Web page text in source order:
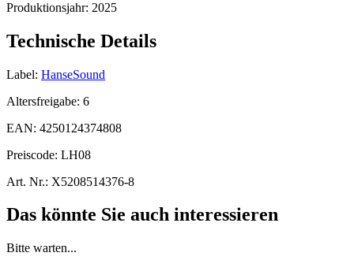
Produktionsjahr: 2025
Technische Details
Label: HanseSound
Altersfreigabe: 6
EAN: 4250124374808
Preiscode: LH08
Art. Nr.: X5208514376-8
Das könnte Sie auch interessieren
Bitte warten...